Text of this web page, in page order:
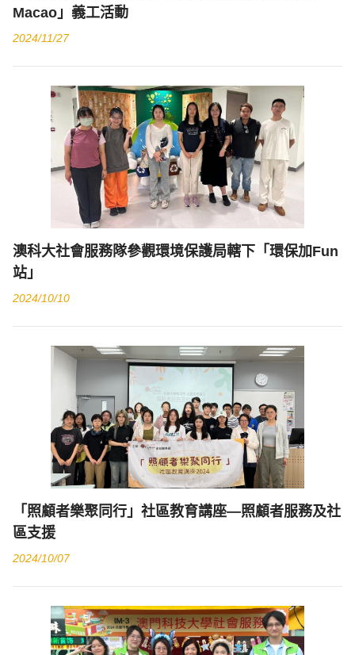
Macao」義工活動
2024/11/27
澳科大社會服務隊參觀環境保護局轄下「環保加Fun
站」
2024/10/10
「照顧者樂聚同行」社區教育講座—照顧者服務及社
區支援
2024/10/07